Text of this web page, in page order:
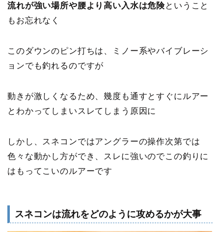
流れが強い場所や腰より高い入水は危険ということ
もお忘れなく
このダウンのピン打ちは、ミノー系やバイブレーシ
ョンでも釣れるのですが
動きが激しくなるため、幾度も通すとすぐにルアー
とわかってしまいスレてしまう原因に
しかし、スネコンではアングラーの操作次第では
色々な動かし方ができ、スレに強いのでこの釣りに
はもってこいのルアーです
スネコンは流れをどのように攻めるかが大事